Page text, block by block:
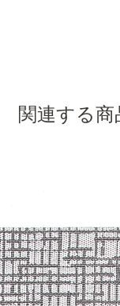
関連する商